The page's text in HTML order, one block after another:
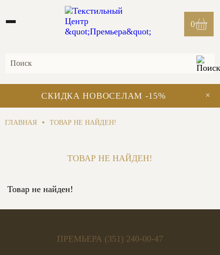
0
×
СКИДКА НОВОСЕЛАМ -15%
ГЛАВНАЯ • ТОВАР НЕ НАЙДЕН!
ТОВАР НЕ НАЙДЕН!
Товар не найден!
ПРЕМЬЕРА (351) 240-00-47